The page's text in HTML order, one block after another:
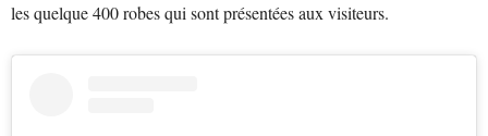
les quelque 400 robes qui sont présentées aux visiteurs.